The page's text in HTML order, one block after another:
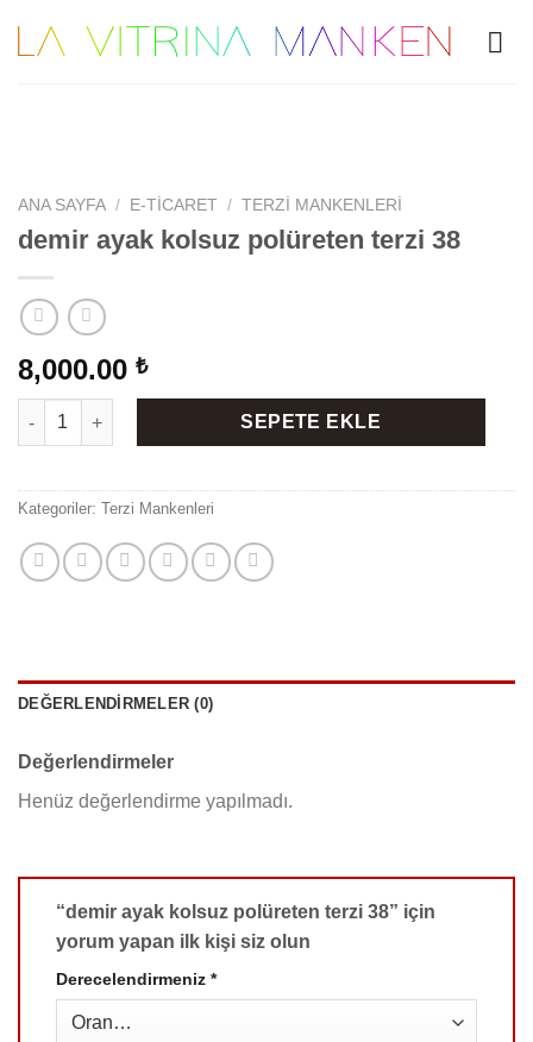
ANA SAYFA / E-TICARET / TERZI MANKENLERI
demir ayak kolsuz polüreten terzi 38
8,000.00 ₺
demir ayak kolsuz polüreten terzi 38 adet
SEPETE EKLE
Kategoriler: Terzi Mankenleri
DEĞERLENDIRMELER (0)
Değerlendirmeler
Henüz değerlendirme yapılmadı.
“demir ayak kolsuz polüreten terzi 38” için
yorum yapan ilk kişi siz olun
Derecelendirmeniz *